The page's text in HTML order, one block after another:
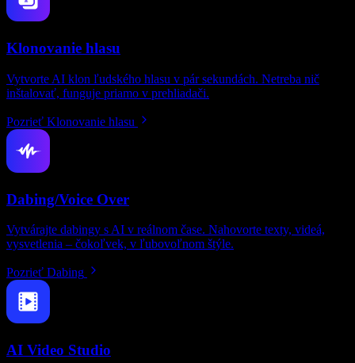
Klonovanie hlasu
Vytvorte AI klon ľudského hlasu v pár sekundách. Netreba nič
inštalovať, funguje priamo v prehliadači.
Pozrieť Klonovanie hlasu
Dabing/Voice Over
Vytvárajte dabingy s AI v reálnom čase. Nahovorte texty, videá,
vysvetlenia – čokoľvek, v ľubovoľnom štýle.
Pozrieť Dabing
AI Video Studio